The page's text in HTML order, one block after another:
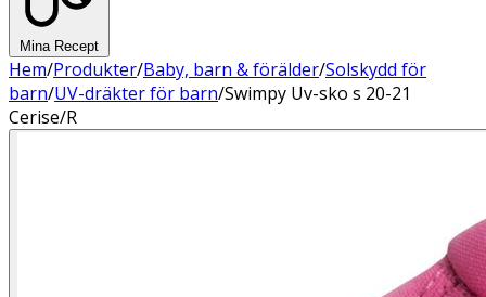
Mina Recept
Hem/Produkter/Baby, barn & förälder/Solskydd för
barn/UV-dräkter för barn/Swimpy Uv-sko s 20-21
Cerise/R